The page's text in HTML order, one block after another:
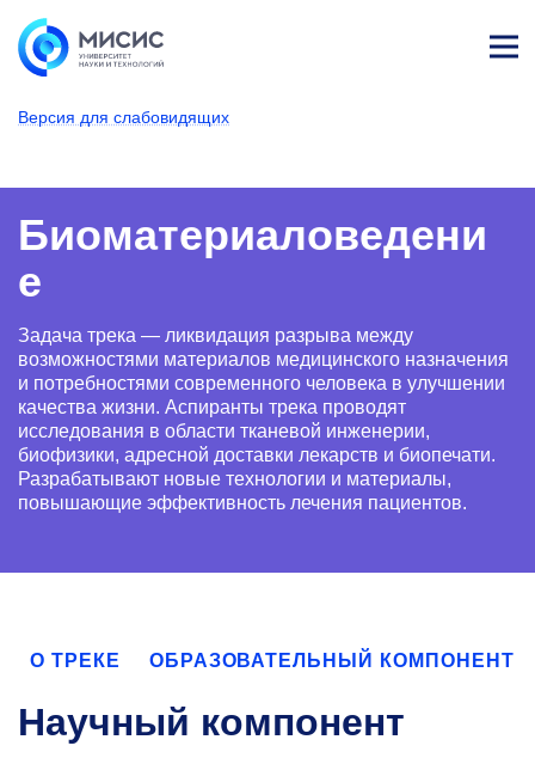
Версия для слабовидящих
т
Биоматериаловедени
е
Задача трека — ликвидация разрыва между
возможностями материалов медицинского назначения
и потребностями современного человека в улучшении
качества жизни. Аспиранты трека проводят
исследования в области тканевой инженерии,
биофизики, адресной доставки лекарств и биопечати.
Разрабатывают новые технологии и материалы,
повышающие эффективность лечения пациентов.
О ТРЕКЕ ОБРАЗОВАТЕЛЬНЫЙ КОМПОНЕНТ
Научный компонент